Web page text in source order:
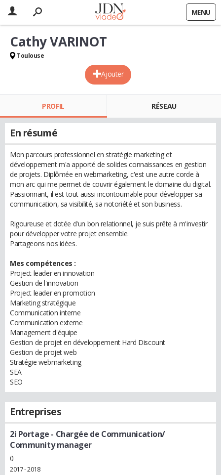
MENU
Ajouter
Cathy VARINOT
Toulouse
PROFIL RÉSEAU
En résumé
Mon parcours professionnel en stratégie marketing et
développement m'a apporté de solides connaissances en gestion
de projets. Diplômée en webmarketing, c'est une autre corde à
mon arc qui me permet de couvrir également le domaine du digital.
Passionnant, il est tout aussi incontournable pour développer sa
communication, sa visibilité, sa notoriété et son business.
Rigoureuse et dotée d'un bon relationnel, je suis prête à m'investir
pour développer votre projet ensemble.
Partageons nos idées.
Mes compétences :
Project leader en innovation
Gestion de l'innovation
Project leader en promotion
Marketing stratégique
Communication interne
Communication externe
Management d'équipe
Gestion de projet en développement Hard Discount
Gestion de projet web
Stratégie webmarketing
SEA
SEO
Entreprises
2i Portage - Chargée de Communication/
Community manager
()
2017 - 2018